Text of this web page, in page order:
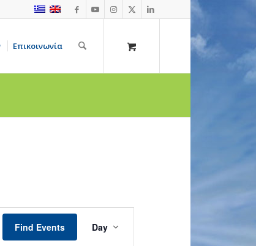
Επικοινωνία
Find Events
Views
Day